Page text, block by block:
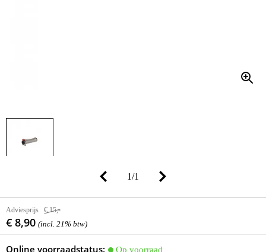
1/1
Adviesprijs € 15,-
€ 8,90 (incl. 21% btw)
Online voorraadstatus:
Op voorraad